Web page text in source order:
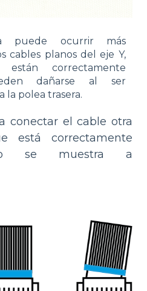
puede ocurrir más
cables planos del eje Y,
correctamente
dañarse al ser
la polea trasera.
conectar el cable otra
está correctamente
se muestra a